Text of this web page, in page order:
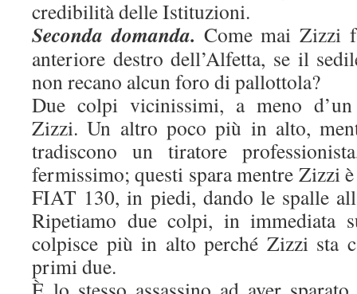
credibilità delle Istituzioni.
Seconda domanda. Come mai Zizzi
anteriore destro dell’Alfetta, se il
non recano alcun foro di pallottola?
Due colpi vicinissimi, a meno
Zizzi. Un altro poco più in alto,
tradiscono un tiratore
fermissimo; questi spara mentre Zizzi
FIAT 130, in piedi, dando le spalle
Ripetiamo due colpi, in immediata
colpisce più in alto perché Zizzi sta
primi due.